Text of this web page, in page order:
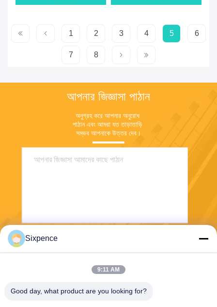
1 2 3 4 5 6
7 8
আপনার জিজ্ঞাসা পাঠান
অনুগ্রহ করে আপনার অনুরোধ
পাঠান এবং আমরা যত তাড়াতাড়ি
সম্ভব আপনাকে উত্তর দেব।
Sixpence
9:11 AM
Good day, what product are you looking for?